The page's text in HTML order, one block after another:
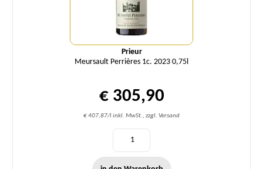
Prieur
Meursault Perrières 1c. 2023 0,75l
€ 305,90
€ 407,87/l inkl. MwSt., zzgl. Versand